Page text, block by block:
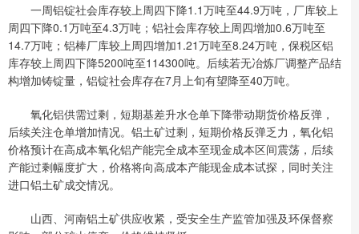
一周铝锭社会库存较上周四下降1.1万吨至44.9万吨，厂库较上
周四下降0.1万吨至4.3万吨；铝社会库存较上周四增加0.6万吨至
14.7万吨；铝棒厂库较上周四增加1.21万吨至8.24万吨，保税区铝
库存较上周四下降5200吨至114300吨。后续若无冶炼厂调整产品结
构增加铸锭量，铝锭社会库存在7月上旬有望降至40万吨。
氧化铝供需过剩，短期基差升水仓单下降带动期货价格反弹，
后续关注仓单增加情况。铝土矿过剩，短期价格反弹乏力，氧化铝
价格预计在高成本氧化铝产能完全成本至现金成本区间震荡，后续
产能过剩幅度扩大，价格将向高成本产能现金成本试探，同时关注
进口铝土矿成交情况。
山西、河南铝土矿供应收紧，受安全生产监管加强及环保督察